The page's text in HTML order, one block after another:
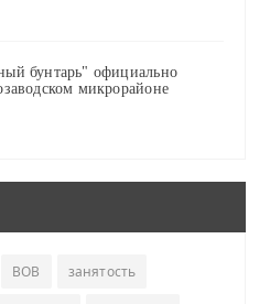
бунтарь" официально
микрорайоне
ВОВ занятость